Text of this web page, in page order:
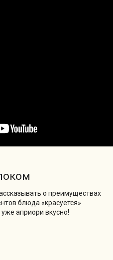
о преимуществах
блюда «красуется»
априори вкусно!